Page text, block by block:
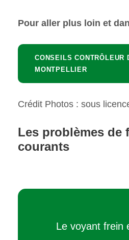
Pour aller plus loin et
CONSEILS CONTRÔLEUR
MONTPELLIER
Crédit Photos : sous
Les problèmes de
courants
Le voyant frein